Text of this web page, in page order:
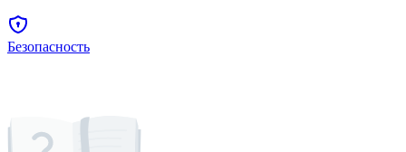
Безопасность